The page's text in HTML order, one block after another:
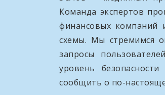
Команда экспертов
финансовых компаний
схемы. Мы стремимся
запросы
уровень
сообщить о по-